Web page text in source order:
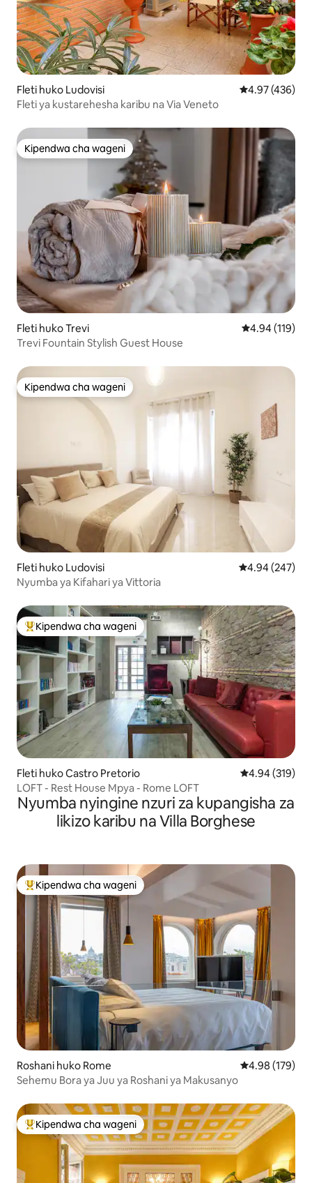
Fleti huko Ludovisi Ukadiriaji wa
4.97 (436)
Fleti ya kustarehesha karibu na Via Veneto
Kipendwa cha wageni
Kipendwa cha wageni
Fleti huko Trevi Ukadiriaji wa
4.94 (119)
Trevi Fountain Stylish Guest House
Kipendwa cha wageni
Kipendwa cha wageni
Fleti huko Ludovisi Ukadiriaji wa
4.94 (247)
Nyumba ya Kifahari ya Vittoria
Kipendwa maarufu cha wageni
Kipendwa cha wageni
Fleti huko Castro Pretorio Ukadiriaji wa
4.94 (319)
LOFT - Rest House Mpya - Rome LOFT
Nyumba nyingine nzuri za kupangisha za
likizo karibu na Villa Borghese
Kipendwa maarufu cha wageni
Kipendwa cha wageni
Roshani huko Rome Ukadiriaji wa
4.98 (179)
Sehemu Bora ya Juu ya Roshani ya Makusanyo
Kipendwa maarufu cha wageni
Kipendwa cha wageni